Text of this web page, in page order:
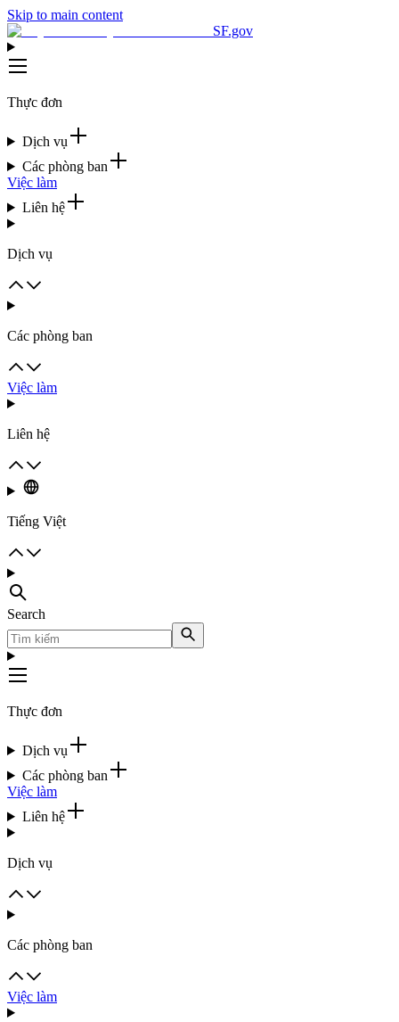
Skip to main content
SF.gov
Thực đơn
Dịch vụ
Các phòng ban
Việc làm
Liên hệ
Dịch vụ
Các phòng ban
Việc làm
Liên hệ
Tiếng Việt
Search
Thực đơn
Dịch vụ
Các phòng ban
Việc làm
Liên hệ
Dịch vụ
Các phòng ban
Việc làm